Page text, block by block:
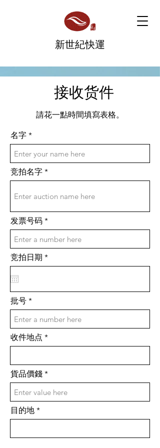
​新世紀快運
接收货件​
請花一點時間填寫表格。
名字
竞拍名字
发票号码
竞拍日期 *r
e
d
批号
收件地点
貨品價錢
目的地